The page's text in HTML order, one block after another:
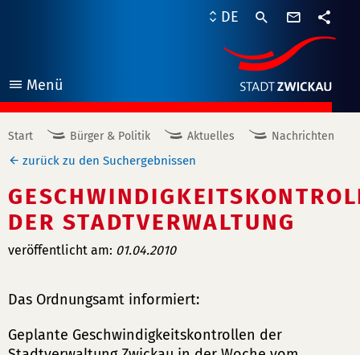
Menü
öffnen
DE
Start Bürger & Politik Aktuelles Nachrichten
zurück zu den Suchergebnissen
DER STADTVERWALTUNG
veröffentlicht am: 01.04.2010
Das Ordnungsamt informiert:
Geplante Geschwindigkeitskontrollen der